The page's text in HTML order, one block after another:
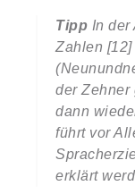
Tipp In der
Zahlen
der Zehner
dann
führt vor
erklärt